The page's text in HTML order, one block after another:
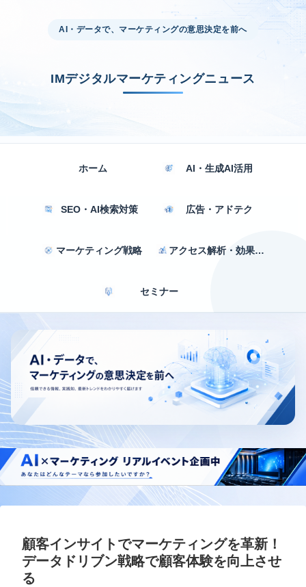
AI・データで、マーケティングの意思決定を前へ
IMデジタルマーケティングニュース
ホーム AI・生成AI活用
SEO・AI検索対策 広告・アドテク
マーケティング戦略 アクセス解析・効果測定
セミナー
顧客インサイトでマーケティングを革新！
データドリブン戦略で顧客体験を向上させ
る